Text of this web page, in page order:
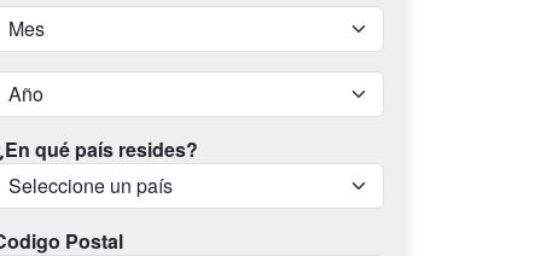
qué país resides?
Postal